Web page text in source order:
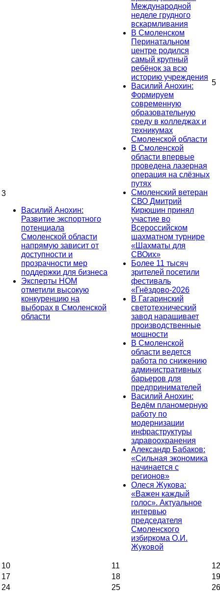
3
Василий Анохин:
Развитие экспортного
потенциала
Смоленской области
напрямую зависит от
доступности и
прозрачности мер
поддержки для бизнеса
Эксперты НОМ
отметили высокую
конкуренцию на
выборах в Смоленской
области
Международной
неделе грудного
вскармливания
В Смоленском
Перинатальном
центре родился
самый крупный
ребёнок за всю
историю учреждения
Василий Анохин:
Формируем
современную
образовательную
среду в колледжах и
техникумах
Смоленской области
В Смоленской
области впервые
проведена лазерная
операция на слёзных
путях
Смоленский ветеран
СВО Дмитрий
Кирюшин принял
участие во
Всероссийском
шахматном турнире
«Шахматы для
СВОих»
Более 11 тысяч
зрителей посетили
фестиваль
«Гнёздово-2026
В Гагаринский
светотехнический
завод наращивает
производственные
мощности
В Смоленской
области ведется
работа по снижению
административных
барьеров для
предпринимателей
Василий Анохин:
Ведём планомерную
работу по
модернизации
инфраструктуры
здравоохранения
Александр Бабаков:
«Сильная экономика
начинается с
регионов»
Олеся Жукова:
«Важен каждый
голос». Актуальное
интервью
председателя
Смоленского
избиркома О.И.
Жуковой
5
10 11
12
17
18
19
24
25
26